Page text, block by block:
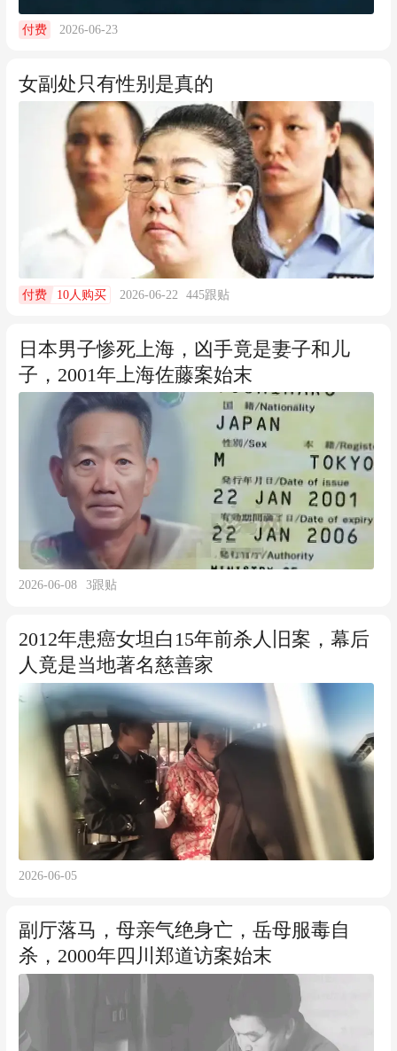
付费 2026-06-23
女副处只有性别是真的
付费 10人购买 2026-06-22 445跟贴
日本男子惨死上海，凶手竟是妻子和儿
子，2001年上海佐藤案始末
2026-06-08 3跟贴
2012年患癌女坦白15年前杀人旧案，幕后
人竟是当地著名慈善家
2026-06-05
副厅落马，母亲气绝身亡，岳母服毒自
杀，2000年四川郑道访案始末